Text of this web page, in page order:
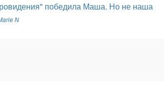
победила Маша. Но не наша
N